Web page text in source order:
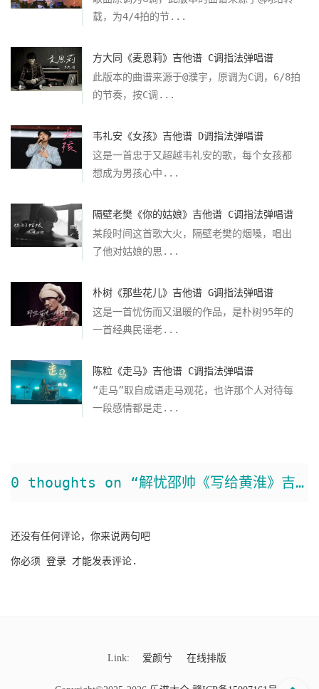
载，为4/4拍的节...
方大同《麦恩莉》吉他谱 C调指法弹唱谱
此版本的曲谱来源于@濮宇，原调为C调，6/8拍
的节奏，按C调...
韦礼安《女孩》吉他谱 D调指法弹唱谱
这是一首忠于又超越韦礼安的歌，每个女孩都
想成为男孩心中...
隔壁老樊《你的姑娘》吉他谱 C调指法弹唱谱
某段时间这首歌大火，隔壁老樊的烟嗓，唱出
了他对姑娘的思...
朴树《那些花儿》吉他谱 G调指法弹唱谱
这是一首忧伤而又温暖的作品，是朴树95年的
一首经典民谣老...
陈粒《走马》吉他谱 C调指法弹唱谱
“走马”取自成语走马观花，也许那个人对待每
一段感情都是走...
0 thoughts on “解忧邵帅《写给黄淮》吉他谱 G调弹唱谱”
还没有任何评论，你来说两句吧
你必须 登录 才能发表评论.
Link: 爱颜兮 在线排版